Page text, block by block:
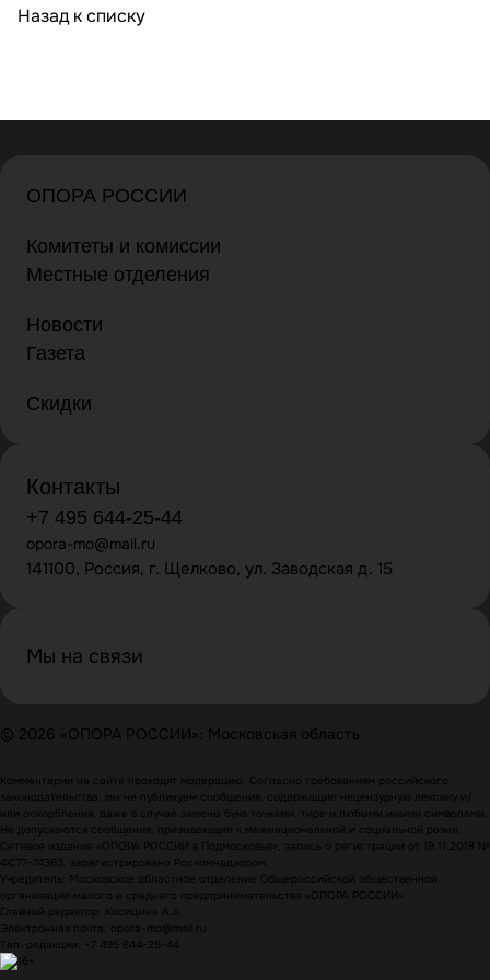
Назад к списку
ОПОРА РОССИИ
Комитеты и комиссии
Местные отделения
Новости
Газета
Скидки
Контакты
+7 495 644-25-44
opora-mo@mail.ru
141100, Россия, г. Щелково, ул. Заводская д. 15
Мы на связи
© 2026 «ОПОРА РОССИИ»: Московская область
Комментарии на сайте проходят модерацию. Согласно требованиям российского
законодательства, мы не публикуем сообщения, содержащие нецензурную лексику и/
или оскорбления, даже в случае замены букв точками, тире и любыми иными символами.
Не допускаются сообщения, призывающие к межнациональной и социальной розни.
Сетевое издание «ОПОРА РОССИИ в Подмосковье», запись о регистрации от 19.11.2018 №
ФС77-74363, зарегистрировано Роскомнадзором.
Учредитель: Московское областное отделение Общероссийской общественной
организации малого и среднего предпринимательства «ОПОРА РОССИИ»
Главный редактор: Косицына А.А.
Электронная почта: opora-mo@mail.ru
Тел. редакции: +7 495 644-25-44